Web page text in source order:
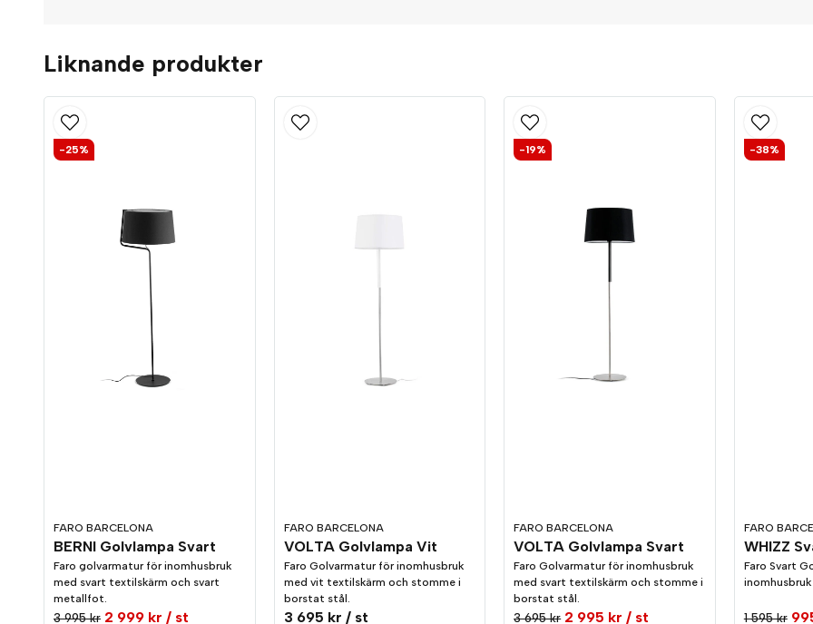
Liknande produkter
FARO BARCELONA
BERNI Golvlampa Svart
Faro golvarmatur för inomhusbruk
med svart textilskärm och svart
metallfot.
3 995 kr 2 999 kr / st
-25%
FARO BARCELONA
VOLTA Golvlampa Vit
Faro Golvarmatur för inomhusbruk
med vit textilskärm och stomme i
borstat stål.
3 695 kr / st
FARO BARCELONA
VOLTA Golvlampa Svart
Faro Golvarmatur för inomhusbruk
med svart textilskärm och stomme i
borstat stål.
3 695 kr 2 995 kr / st
-19%
FARO
WHIZZ
Faro Svart
inomhusbruk
1 595 kr
-38%